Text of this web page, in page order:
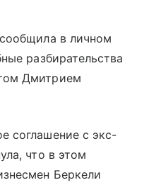
сообщила в личном
разбирательства
Дмитрием
соглашение с экс-
что в этом
Беркели